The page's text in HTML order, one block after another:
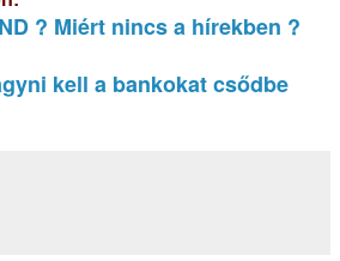
? Miért nincs a hírekben ?
kell a bankokat csődbe